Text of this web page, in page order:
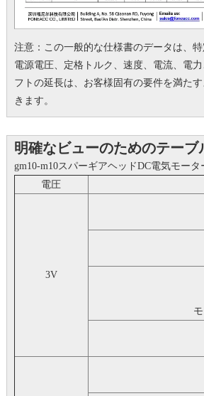
注意：この一般的な仕様書のデータは、特
電源電圧、定格トルク、速度、電流、電
フトの延長は、お客様固有の要件を満た
きます。
明確なビューのためのテーブ
gm10-m10スパーギアヘッドDC電気モー
電圧
3V